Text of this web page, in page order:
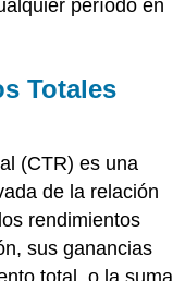
período en
Totales
(CTR) es una
de la relación
rendimientos
sus ganancias